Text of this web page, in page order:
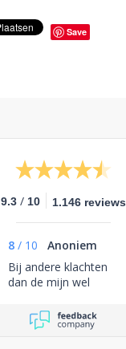
Save
9.3 / 10 1.146 reviews
8 / 10
Anoniem
Bij andere klachten
dan de mijn wel